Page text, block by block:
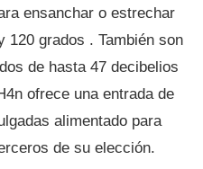
ensanchar o estrechar
120 grados . También son
de hasta 47 decibelios
ofrece una entrada de
alimentado para
de su elección.